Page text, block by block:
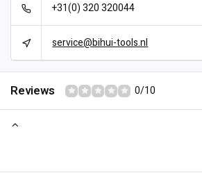
+31(0) 320 320044
service@bihui-tools.nl
Reviews 0/10